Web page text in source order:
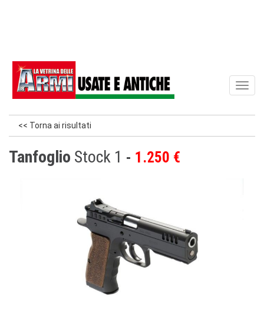
<< Torna ai risultati
Tanfoglio Stock 1 1.250 €